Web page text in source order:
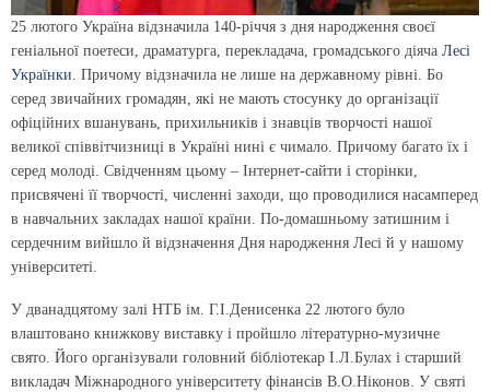
25 лютого Україна відзначила 140-річчя з дня народження своєї
геніальної поетеси, драматурга, перекладача, громадського діяча Лесі
Українки. Причому відзначила не лише на державному рівні. Бо
серед звичайних громадян, які не мають стосунку до організації
офіційних вшанувань, прихильників і знавців творчості нашої
великої співвітчизниці в Україні нині є чимало. Причому багато їх і
серед молоді. Свідченням цьому – Інтернет-сайти і сторінки,
присвячені її творчості, численні заходи, що проводилися насамперед
в навчальних закладах нашої країни. По-домашньому затишним і
сердечним вийшло й відзначення Дня народження Лесі й у нашому
університеті.
У дванадцятому залі НТБ ім. Г.І.Денисенка 22 лютого було
влаштовано книжкову виставку і пройшло літературно-музичне
свято. Його організували головний бібліотекар І.Л.Булах і старший
викладач Міжнародного університету фінансів В.О.Ніконов. У святі